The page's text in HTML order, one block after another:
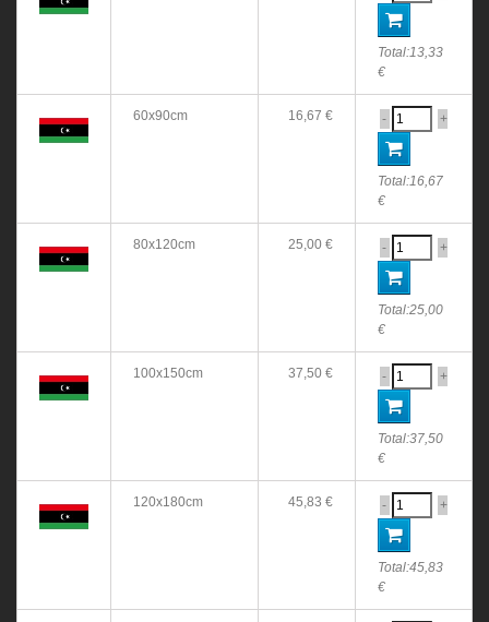
Total:13,33
€
60x90cm 16,67 € - +
Total:16,67
€
80x120cm 25,00 € - +
Total:25,00
€
100x150cm 37,50 € - +
Total:37,50
€
120x180cm 45,83 € - +
Total:45,83
€